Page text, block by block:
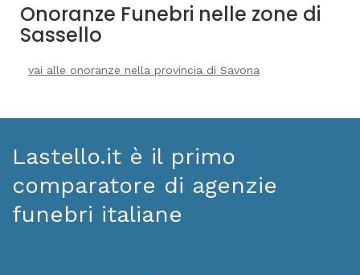
Onoranze Funebri nelle zone di
Sassello
vai alle onoranze nella provincia di Savona
Lastello.it è il primo
comparatore di agenzie
funebri italiane